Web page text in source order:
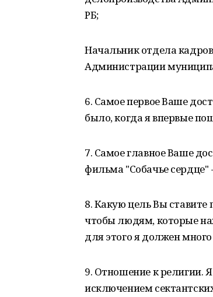
РБ;
Начальник отдела
Администрации
6. Самое первое Ваше
было, когда я впервые
7. Самое главное Ваше
фильма "Собачье сердце"
8. Какую цель Вы
чтобы людям, которые
для этого я должен
9. Отношение к религии.
исключением